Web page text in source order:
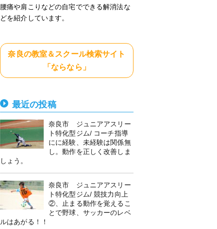
腰痛や肩こりなどの自宅でできる解消法な
どを紹介しています。
奈良の教室＆スクール検索サイト
「ならなら」
最近の投稿
奈良市 ジュニアアスリー
ト特化型ジム/ コーチ指導
にに経験、未経験は関係無
し。動作を正しく改善しま
しょう。
奈良市 ジュニアアスリー
ト特化型ジム/ 競技力向上
②、止まる動作を覚えるこ
とで野球、サッカーのレベ
ルはあがる！！